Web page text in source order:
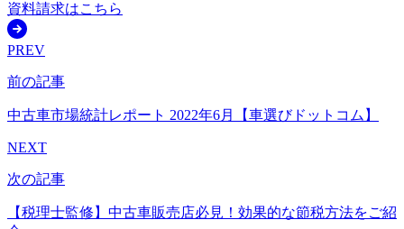
資料請求はこちら
PREV
前の記事
中古車市場統計レポート 2022年6月【車選びドットコム】
NEXT
次の記事
【税理士監修】中古車販売店必見！効果的な節税方法をご紹